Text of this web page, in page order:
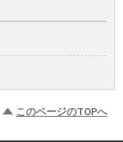
このページのTOPへ